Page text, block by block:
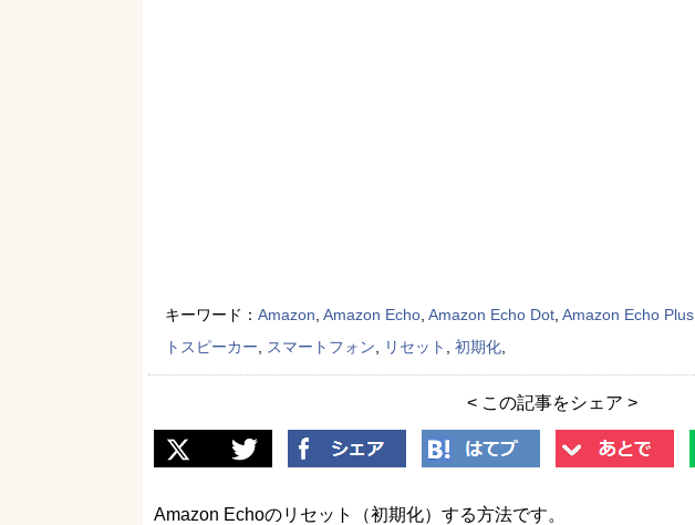
キーワード： Amazon Amazon Echo Amazon Echo Dot Amazon Echo Plus
トスピーカー
スマートフォン リセット 初期化
< この記事をシェア >
Amazon Echoのリセット（初期化）する方法です。